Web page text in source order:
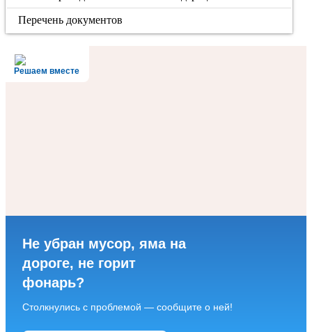
Перечень документов
Решаем вместе
Не убран мусор, яма на
дороге, не горит
фонарь?
Столкнулись с проблемой — сообщите о ней!